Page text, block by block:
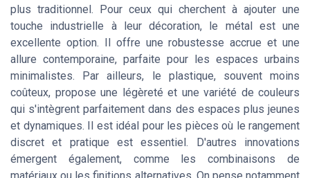
plus traditionnel. Pour ceux qui cherchent à ajouter une
touche industrielle à leur décoration, le métal est une
excellente option. Il offre une robustesse accrue et une
allure contemporaine, parfaite pour les espaces urbains
minimalistes. Par ailleurs, le plastique, souvent moins
coûteux, propose une légèreté et une variété de couleurs
qui s'intègrent parfaitement dans des espaces plus jeunes
et dynamiques. Il est idéal pour les pièces où le rangement
discret et pratique est essentiel. D'autres innovations
émergent également, comme les combinaisons de
matériaux ou les finitions alternatives. On pense notamment